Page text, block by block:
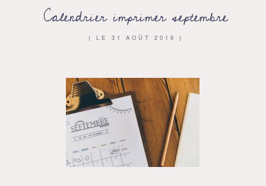
Calendrier imprimer septembre
{ LE 31 AOÛT 2016 }